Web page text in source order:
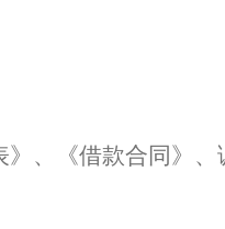
、《借款合同》、